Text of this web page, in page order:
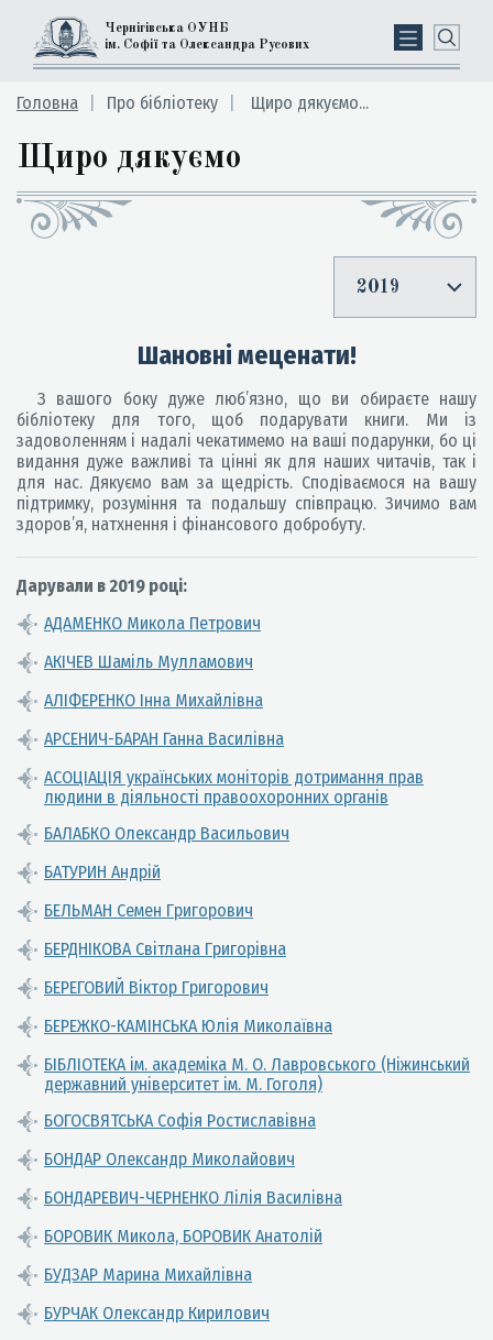
Чернігівська ОУНБ
ім. Софії та Олександра Русових
Головна Про бібліотеку Щиро дякуємо...
Щиро дякуємо
2019
Шановні меценати!
З вашого боку дуже люб’язно, що ви обираєте нашу
бібліотеку для того, щоб подарувати книги. Ми із
задоволенням і надалі чекатимемо на ваші подарунки, бо ці
видання дуже важливі та цінні як для наших читачів, так і
для нас. Дякуємо вам за щедрість. Сподіваємося на вашу
підтримку, розуміння та подальшу співпрацю. Зичимо вам
здоров’я, натхнення і фінансового добробуту.
Дарували в 2019 році:
АДАМЕНКО Микола Петрович
АКІЧЕВ Шаміль Мулламович
АЛІФЕРЕНКО Інна Михайлівна
АРСЕНИЧ-БАРАН Ганна Василівна
АСОЦІАЦІЯ українських моніторів дотримання прав
людини в діяльності правоохоронних органів
БАЛАБКО Олександр Васильович
БАТУРИН Андрій
БЕЛЬМАН Семен Григорович
БЕРДНІКОВА Світлана Григорівна
БЕРЕГОВИЙ Віктор Григорович
БЕРЕЖКО-КАМІНСЬКА Юлія Миколаївна
БІБЛІОТЕКА ім. академіка М. О. Лавровського (Ніжинський
державний університет ім. М. Гоголя)
БОГОСВЯТСЬКА Софія Ростиславівна
БОНДАР Олександр Миколайович
БОНДАРЕВИЧ-ЧЕРНЕНКО Лілія Василівна
БОРОВИК Микола, БОРОВИК Анатолій
БУДЗАР Марина Михайлівна
БУРЧАК Олександр Кирилович